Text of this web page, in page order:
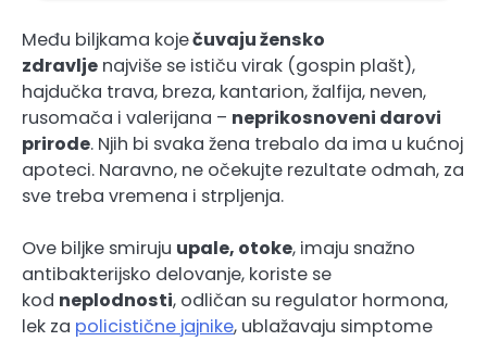
Među biljkama koječuvaju žensko
zdravlje najviše se ističu virak (gospin plašt),
hajdučka trava, breza, kantarion, žalfija, neven,
rusomača i valerijana – neprikosnoveni darovi
prirode. Njih bi svaka žena trebalo da ima u kućnoj
apoteci. Naravno, ne očekujte rezultate odmah, za
sve treba vremena i strpljenja.
Ove biljke smiruju upale, otoke, imaju snažno
antibakterijsko delovanje, koriste se
kod neplodnosti, odličan su regulator hormona,
lek za policistične jajnike, ublažavaju simptome